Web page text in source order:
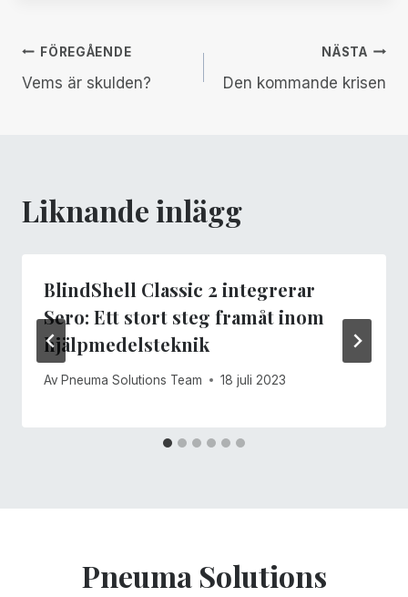
Inläggsnavigering
FÖREGÅENDE
Vems är skulden?
NÄSTA
Den kommande krisen
Liknande inlägg
BlindShell Classic 2 integrerar
Sero: Ett stort steg framåt inom
hjälpmedelsteknik
Av Pneuma Solutions Team 18 juli 2023
Pneuma Solutions